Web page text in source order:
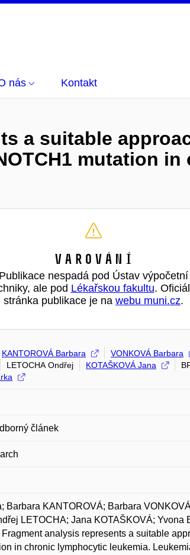
nás Kontakt
a suitable
mutation
Varování
Publikace nespadá pod Ústav výpočetní
ale pod Lékařskou fakultu.
stránka publikace je na webu muni.cz.
KANTOROVÁ Barbara VONKOVÁ Barbara
LETOCHA Ondřej KOTAŠKOVÁ Jana
článek
Barbara KANTOROVÁ; Barbara
LETOCHA; Jana KOTAŠKOVÁ;
analysis represents a suitable
in chronic lymphocytic leukemia.